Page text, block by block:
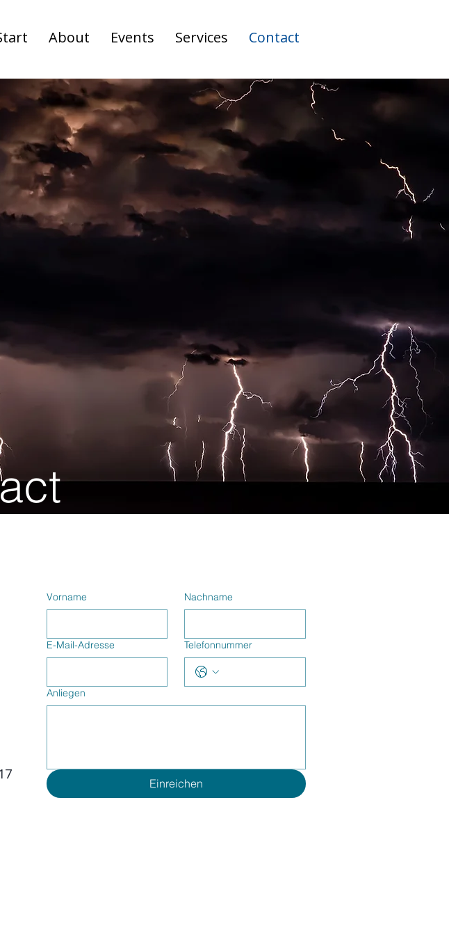
About Events Services Contact
Vorname Nachname
E-Mail-Adresse Telefonnummer
Anliegen
Einreichen